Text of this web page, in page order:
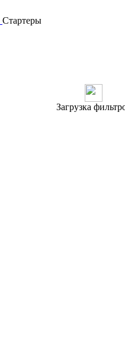
Стартеры
Загрузка